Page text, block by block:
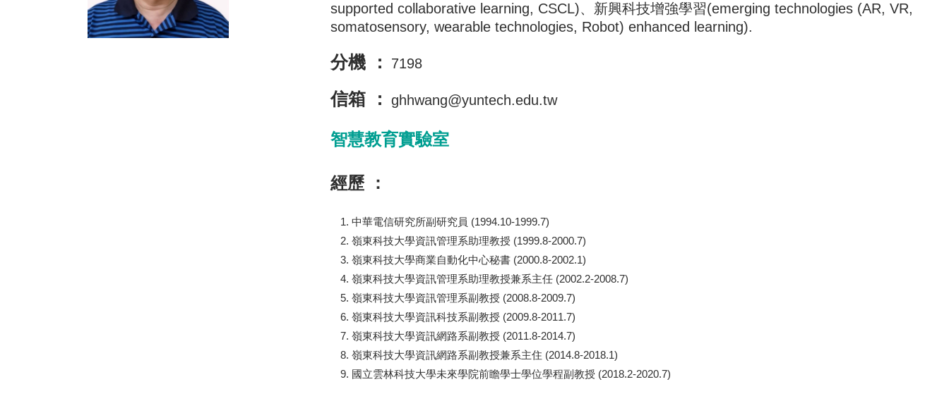
supported collaborative learning, CSCL)、新興科技增強學習(emerging technologies (AR, VR,
somatosensory, wearable technologies, Robot) enhanced learning).
分機 ： 7198
信箱 ： ghhwang@yuntech.edu.tw
智慧教育實驗室
經歷 ：
中華電信研究所副研究員 (1994.10-1999.7)
嶺東科技大學資訊管理系助理教授 (1999.8-2000.7)
嶺東科技大學商業自動化中心秘書 (2000.8-2002.1)
嶺東科技大學資訊管理系助理教授兼系主任 (2002.2-2008.7)
嶺東科技大學資訊管理系副教授 (2008.8-2009.7)
嶺東科技大學資訊科技系副教授 (2009.8-2011.7)
嶺東科技大學資訊網路系副教授 (2011.8-2014.7)
嶺東科技大學資訊網路系副教授兼系主住 (2014.8-2018.1)
國立雲林科技大學未來學院前瞻學士學位學程副教授 (2018.2-2020.7)